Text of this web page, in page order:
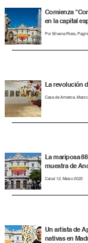
Comienza
en la capital
Por Silvana Friera,
La revolución
Casa de America,
La mariposa
muestra de
Canal 12, Marzo 2023
Un artista de
nativas en